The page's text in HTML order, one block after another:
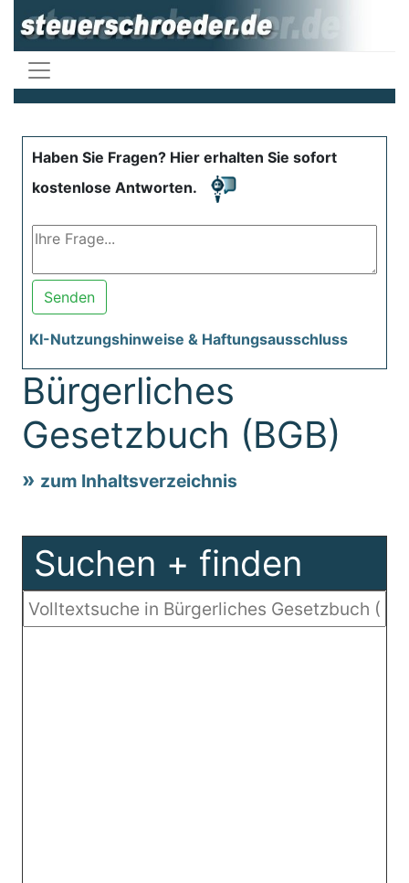
Haben Sie Fragen? Hier erhalten Sie sofort
kostenlose Antworten.
Senden
KI-Nutzungshinweise & Haftungsausschluss
Bürgerliches
Gesetzbuch (BGB)
zum Inhaltsverzeichnis
Suchen + finden